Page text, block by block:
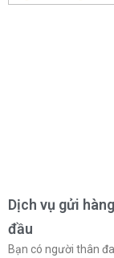
Dịch vụ gửi
đầu
Bạn có người thân